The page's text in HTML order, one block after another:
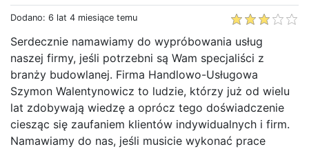
Dodano: 6 lat 4 miesiące temu
Serdecznie namawiamy do wypróbowania usług
naszej firmy, jeśli potrzebni są Wam specjaliści z
branży budowlanej. Firma Handlowo-Usługowa
Szymon Walentynowicz to ludzie, którzy już od wielu
lat zdobywają wiedzę a oprócz tego doświadczenie
ciesząc się zaufaniem klientów indywidualnych i firm.
Namawiamy do nas, jeśli musicie wykonać prace